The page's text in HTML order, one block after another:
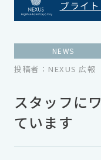
ブライ
スタッフに
ています
NEWS
投稿者：NEXUS 広報